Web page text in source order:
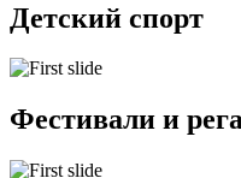
Детский спорт
Фестивали и